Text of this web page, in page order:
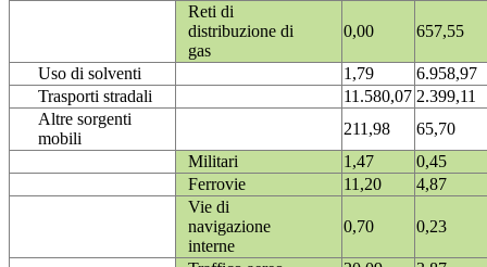
Reti di
distribuzione di
gas
0,00 657,55
Uso di solventi 1,79
6.958,97
Trasporti stradali
11.580,07 2.399,11
Altre sorgenti
mobili
211,98
65,70
Militari
1,47
0,45
Ferrovie
11,20
4,87
Vie di
navigazione
interne
0,70 0,23